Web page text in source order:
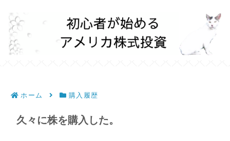
ホーム 購入履歴
久々に株を購入した。